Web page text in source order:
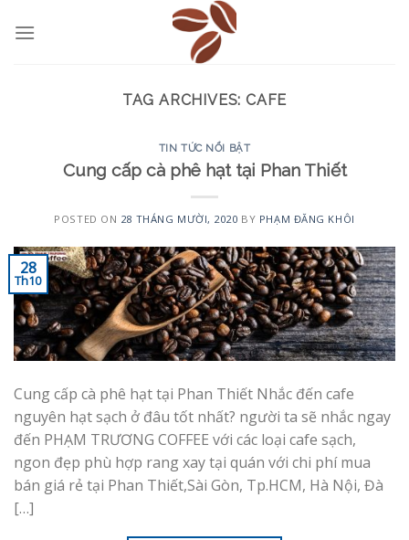
TAG ARCHIVES: CAFE
TIN TỨC NỔI BẬT
Cung cấp cà phê hạt tại Phan Thiết
POSTED ON 28 THÁNG MƯỜI, 2020 BY PHẠM ĐĂNG KHÔI
28
Th10
Cung cấp cà phê hạt tại Phan Thiết Nhắc đến cafe
nguyên hạt sạch ở đâu tốt nhất? người ta sẽ nhắc ngay
đến PHẠM TRƯƠNG COFFEE với các loại cafe sạch,
ngon đẹp phù hợp rang xay tại quán với chi phí mua
bán giá rẻ tại Phan Thiết,Sài Gòn, Tp.HCM, Hà Nội, Đà
[…]